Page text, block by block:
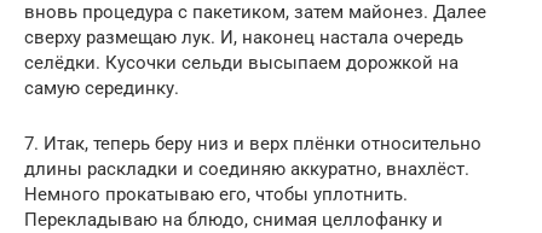
вновь процедура с пакетиком, затем майонез. Далее
сверху размещаю лук. И, наконец настала очередь
селёдки. Кусочки сельди высыпаем дорожкой на
самую серединку.
7. Итак, теперь беру низ и верх плёнки относительно
длины раскладки и соединяю аккуратно, внахлёст.
Немного прокатываю его, чтобы уплотнить.
Перекладываю на блюдо, снимая целлофанку и